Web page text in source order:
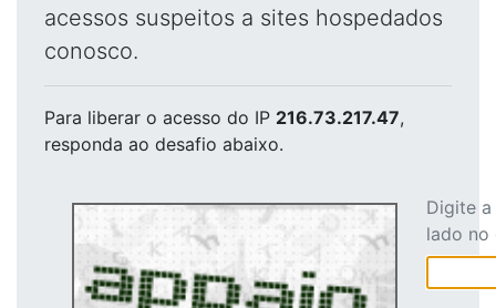
acessos suspeitos a sites hospedados
conosco.
Para liberar o acesso do IP 216.73.217.47,
responda ao desafio abaixo.
Digite
lado no